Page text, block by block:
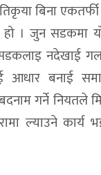
बिना
हो । जुन सडकमा
नदेखाई
बनाई
गर्ने नियतले
ल्याउने कार्य